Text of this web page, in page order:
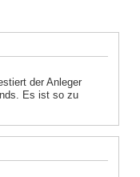
der Anleger
Es ist so zu